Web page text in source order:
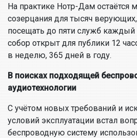
На практике Нотр-Дам остаётся
созерцания для тысяч
посещать до пяти служб
собор открыт для публики 12
в неделю, 365 дней в году.
В поисках подходящей
аудиотехнологии
С учётом новых требований и
условий эксплуатации встал
беспроводную систему